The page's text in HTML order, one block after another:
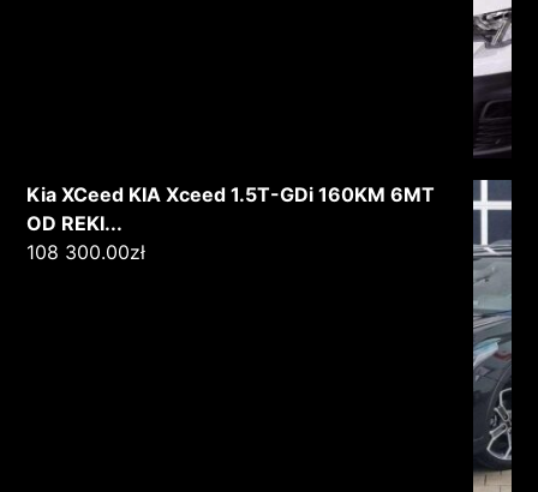
Kia XCeed KIA Xceed 1.5T-GDi 160KM 6MT
OD REKI...
108 300.00zł